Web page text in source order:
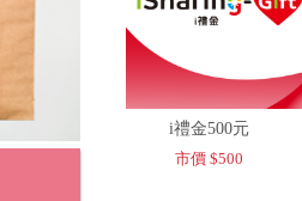
i禮金500元
市價 $500